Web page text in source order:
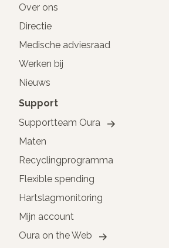
Over ons
Directie
Medische adviesraad
Werken bij
Nieuws
Support
Supportteam Oura
Maten
Recyclingprogramma
Flexible spending
Hartslagmonitoring
Mijn account
Oura on the Web